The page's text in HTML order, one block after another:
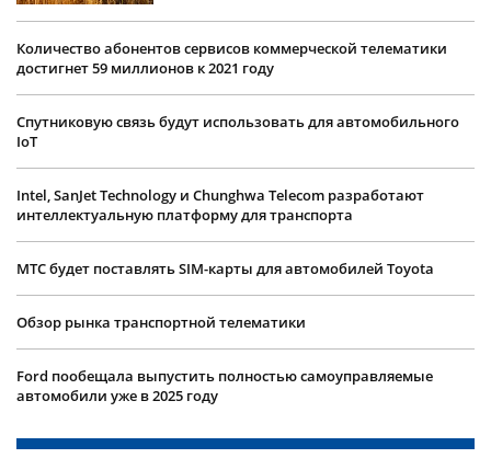
Количество абонентов сервисов коммерческой телематики
достигнет 59 миллионов к 2021 году
Спутниковую связь будут использовать для автомобильного
IoT
Intel, SanJet Technology и Chunghwa Telecom разработают
интеллектуальную платформу для транспорта
МТС будет поставлять SIM-карты для автомобилей Toyota
Обзор рынка транспортной телематики
Ford пообещала выпустить полностью самоуправляемые
автомобили уже в 2025 году